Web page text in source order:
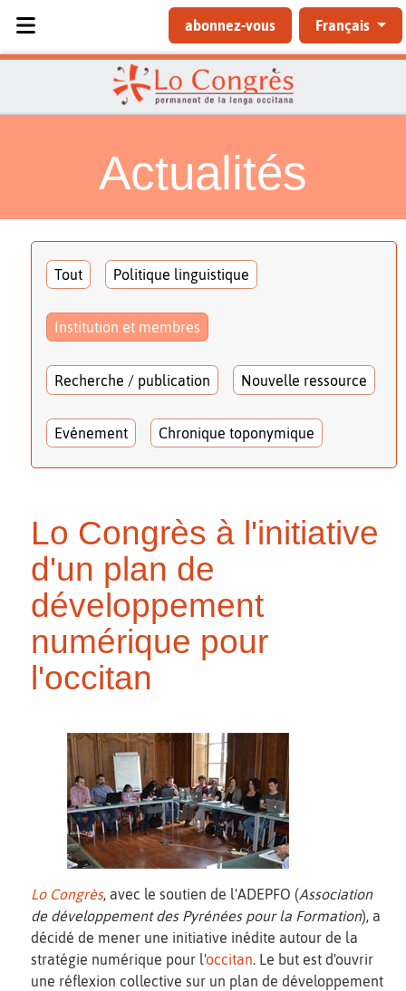
abonnez-vous Français
Actualités
Tout Politique linguistique
Institution et membres
Recherche / publication Nouvelle ressource
Evénement Chronique toponymique
Lo Congrès à l'initiative
d'un plan de
développement
numérique pour
l'occitan
Lo Congrès, avec le soutien de l'ADEPFO (Association
de développement des Pyrénées pour la Formation), a
décidé de mener une initiative inédite autour de la
stratégie numérique pour l'occitan. Le but est d'ouvrir
une réflexion collective sur un plan de développement